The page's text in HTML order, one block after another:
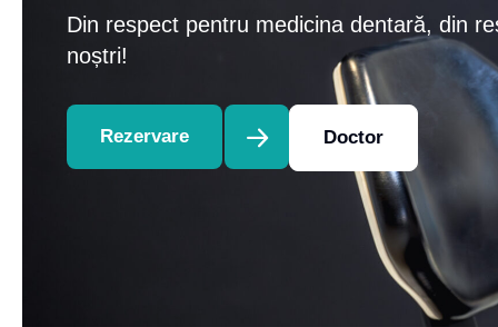
Din respect pentru medicina dentară, din
noștri!
Rezervare Doctor